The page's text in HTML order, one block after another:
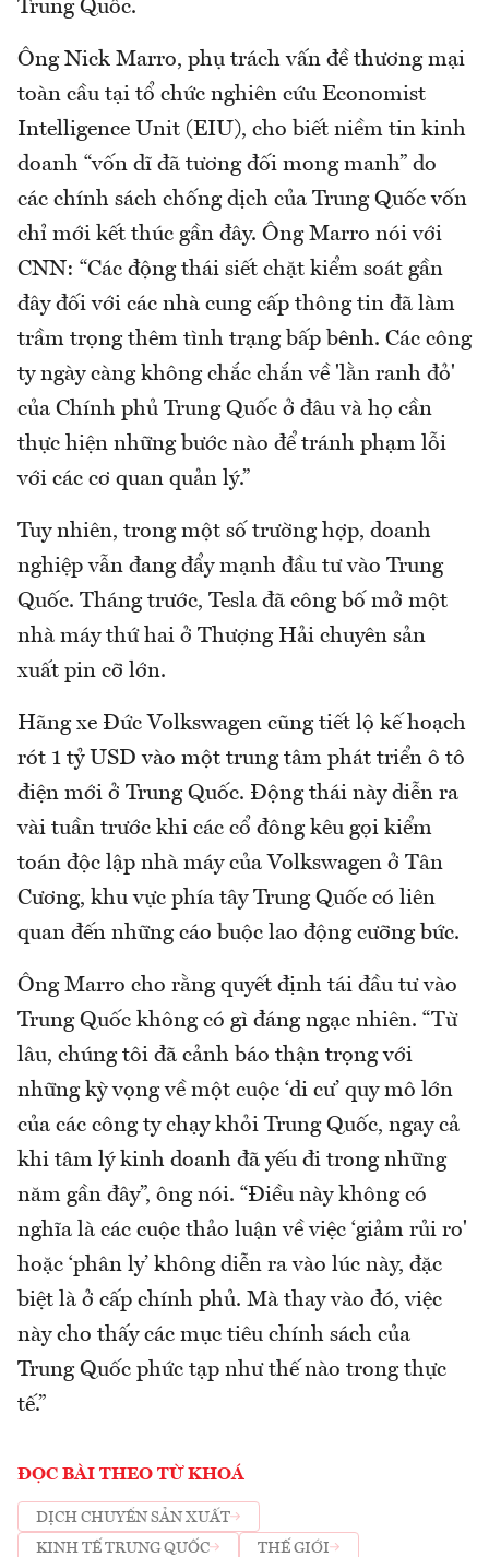
Trung Quốc.
Ông Nick Marro, phụ trách vấn đề thương mại
toàn cầu tại tổ chức nghiên cứu Economist
Intelligence Unit (EIU), cho biết niềm tin kinh
doanh “vốn dĩ đã tương đối mong manh” do
các chính sách chống dịch của Trung Quốc vốn
chỉ mới kết thúc gần đây. Ông Marro nói với
CNN: “Các động thái siết chặt kiểm soát gần
đây đối với các nhà cung cấp thông tin đã làm
trầm trọng thêm tình trạng bấp bênh. Các công
ty ngày càng không chắc chắn về 'lằn ranh đỏ'
của Chính phủ Trung Quốc ở đâu và họ cần
thực hiện những bước nào để tránh phạm lỗi
với các cơ quan quản lý.”
Tuy nhiên, trong một số trường hợp, doanh
nghiệp vẫn đang đẩy mạnh đầu tư vào Trung
Quốc. Tháng trước, Tesla đã công bố mở một
nhà máy thứ hai ở Thượng Hải chuyên sản
xuất pin cỡ lớn.
Hãng xe Đức Volkswagen cũng tiết lộ kế hoạch
rót 1 tỷ USD vào một trung tâm phát triển ô tô
điện mới ở Trung Quốc. Động thái này diễn ra
vài tuần trước khi các cổ đông kêu gọi kiểm
toán độc lập nhà máy của Volkswagen ở Tân
Cương, khu vực phía tây Trung Quốc có liên
quan đến những cáo buộc lao động cưỡng bức.
Ông Marro cho rằng quyết định tái đầu tư vào
Trung Quốc không có gì đáng ngạc nhiên. “Từ
lâu, chúng tôi đã cảnh báo thận trọng với
những kỳ vọng về một cuộc ‘di cư’ quy mô lớn
của các công ty chạy khỏi Trung Quốc, ngay cả
khi tâm lý kinh doanh đã yếu đi trong những
năm gần đây”, ông nói. “Điều này không có
nghĩa là các cuộc thảo luận về việc ‘giảm rủi ro'
hoặc ‘phân ly’ không diễn ra vào lúc này, đặc
biệt là ở cấp chính phủ. Mà thay vào đó, việc
này cho thấy các mục tiêu chính sách của
Trung Quốc phức tạp như thế nào trong thực
tế.”
ĐỌC BÀI THEO TỪ KHOÁ
DỊCH CHUYỂN SẢN XUẤT
KINH TẾ TRUNG QUỐC
THẾ GIỚI